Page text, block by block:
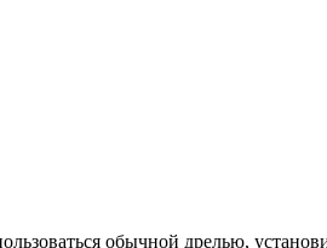
обычной дрелью,